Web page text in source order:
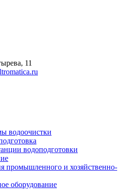
11
водоочистки
водоподготовки
промышленного и хозяйственно-
оборудование